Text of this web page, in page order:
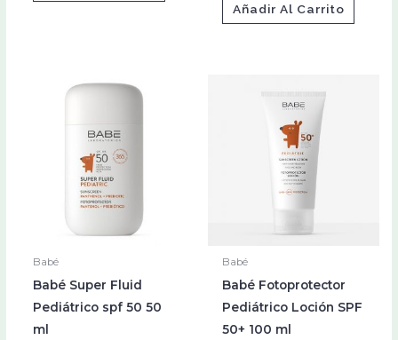
Añadir Al Carrito
Babé
Babé Super Fluid
Pediátrico spf 50 50
ml
Babé
Babé Fotoprotector
Pediátrico Loción SPF
50+ 100 ml